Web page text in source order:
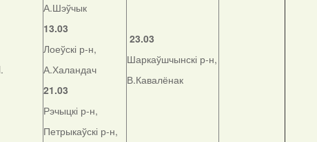
А.Шэўчык
13.03
Лоеўскі р-н,
А.Халандач
21.03
Рэчыцкі р-н,
Петрыкаўскі р-н,
23.03
Шаркаўшчынскі р-н,
В.Кавалёнак